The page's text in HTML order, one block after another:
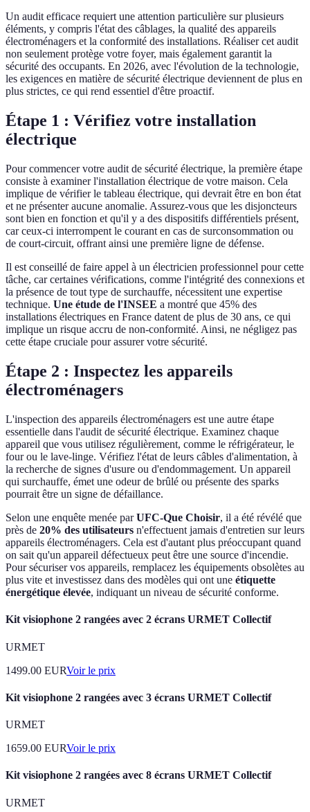
Un audit efficace requiert une attention particulière sur plusieurs
éléments, y compris l'état des câblages, la qualité des appareils
électroménagers et la conformité des installations. Réaliser cet audit
non seulement protège votre foyer, mais également garantit la
sécurité des occupants. En 2026, avec l'évolution de la technologie,
les exigences en matière de sécurité électrique deviennent de plus en
plus strictes, ce qui rend essentiel d'être proactif.
Étape 1 : Vérifiez votre installation
électrique
Pour commencer votre audit de sécurité électrique, la première étape
consiste à examiner l'installation électrique de votre maison. Cela
implique de vérifier le tableau électrique, qui devrait être en bon état
et ne présenter aucune anomalie. Assurez-vous que les disjoncteurs
sont bien en fonction et qu'il y a des dispositifs différentiels présent,
car ceux-ci interrompent le courant en cas de surconsommation ou
de court-circuit, offrant ainsi une première ligne de défense.
Il est conseillé de faire appel à un électricien professionnel pour cette
tâche, car certaines vérifications, comme l'intégrité des connexions et
la présence de tout type de surchauffe, nécessitent une expertise
technique. Une étude de l'INSEE a montré que 45% des
installations électriques en France datent de plus de 30 ans, ce qui
implique un risque accru de non-conformité. Ainsi, ne négligez pas
cette étape cruciale pour assurer votre sécurité.
Étape 2 : Inspectez les appareils
électroménagers
L'inspection des appareils électroménagers est une autre étape
essentielle dans l'audit de sécurité électrique. Examinez chaque
appareil que vous utilisez régulièrement, comme le réfrigérateur, le
four ou le lave-linge. Vérifiez l'état de leurs câbles d'alimentation, à
la recherche de signes d'usure ou d'endommagement. Un appareil
qui surchauffe, émet une odeur de brûlé ou présente des sparks
pourrait être un signe de défaillance.
Selon une enquête menée parUFC-Que Choisir, il a été révélé que
près de 20% des utilisateurs n'effectuent jamais d'entretien sur leurs
appareils électroménagers. Cela est d'autant plus préoccupant quand
on sait qu'un appareil défectueux peut être une source d'incendie.
Pour sécuriser vos appareils, remplacez les équipements obsolètes au
plus vite et investissez dans des modèles qui ont une étiquette
énergétique élevée, indiquant un niveau de sécurité conforme.
Kit visiophone 2 rangées avec 2 écrans URMET Collectif
URMET
1499.00 EURVoir le prix
Kit visiophone 2 rangées avec 3 écrans URMET Collectif
URMET
1659.00 EURVoir le prix
Kit visiophone 2 rangées avec 8 écrans URMET Collectif
URMET